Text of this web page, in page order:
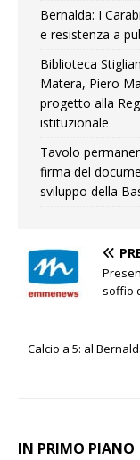
Bernalda: I
e resistenza a
Biblioteca
Matera, Piero
progetto alla
istituzionale
Tavolo
firma del
sviluppo della
soffio
Calcio a 5: al
IN PRIMO PIANO